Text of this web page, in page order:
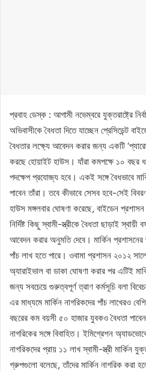
প্রবাহ ডেস্ক : আগামী নভেম্বরে যুক্তরাষ্ট্রে
অভিবাসীকে বৈধতা দিতে যাচ্ছেন প্রেসিডেন্ট
বৈধতার লক্ষ্যে আবেদন করার জন্য একটি
করছে হোয়াইট হাউস। যাঁরা কমপক্ষে ১০ বছর
পদক্ষেপ প্রযোজ্য হবে। একই সঙ্গে বৈধভাবে
পাবেন তাঁরা। তবে কীভাবে সেসব হবে-সেই
হাউস মঙ্গলবার ঘোষণা করেছে, বাইডেন
নির্দিষ্ট কিছু স্বামী-স্ত্রীকে বৈধতা ছাড়াই
আবেদন করার অনুমতি দেবে। মার্কিন প্রশাসনের
পাঁচ লাখ হতে পারে। ওবামা প্রশাসন ২০১২
অ্যারাইভাল বা ডাকা ঘোষণা করার পর এটিই
জন্য সবচেয়ে গুরুত্বপূর্ণ ত্রাণ কর্মসূচি বলা
এর মাধ্যমে মার্কিন নাগরিকদের পাঁচ লাখেরও
বছরের কম বয়সী ৫০ হাজার যুবকও বৈধতা
নাগরিকের সঙ্গে বিবাহিত। ইমিগ্রেশন
নাগরিকদের প্রায় ১১ লাখ স্বামী-স্ত্রী মার্কিন
গ্রুপগুলো বলেছে, তাঁদের মার্কিন নাগরিক করা